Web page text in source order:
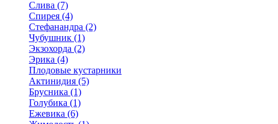
Слива (7)
Спирея (4)
Стефанандра (2)
Чубушник (1)
Экзохорда (2)
Эрика (4)
Плодовые кустарники
Актинидия (5)
Брусника (1)
Голубика (1)
Ежевика (6)